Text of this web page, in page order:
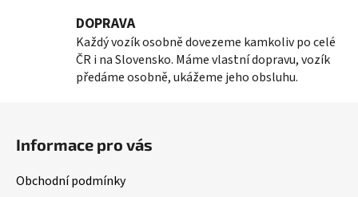
u
DOPRAVA
Každý vozík osobně dovezeme kamkoliv po celé
ČR i na Slovensko. Máme vlastní dopravu, vozík
předáme osobně, ukážeme jeho obsluhu.
Informace pro vás
Obchodní podmínky